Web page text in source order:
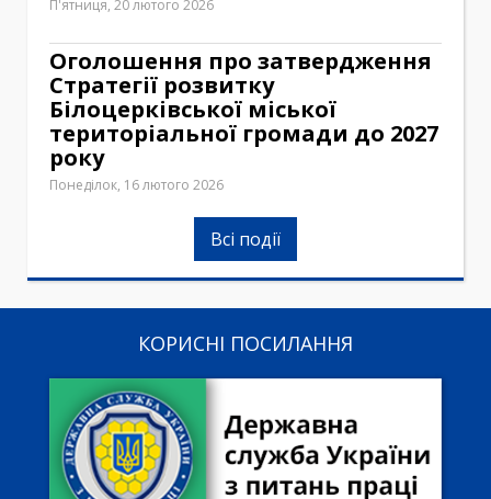
П'ятниця, 20 лютого 2026
Оголошення про затвердження
Стратегії розвитку
Білоцерківської міської
територіальної громади до 2027
року
Понеділок, 16 лютого 2026
Всі події
КОРИСНІ ПОСИЛАННЯ